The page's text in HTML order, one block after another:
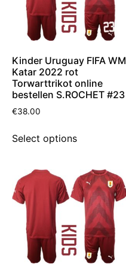
Kinder Uruguay FIFA WM
Katar 2022 rot
Torwarttrikot online
bestellen S.ROCHET #23
€38.00
Select options